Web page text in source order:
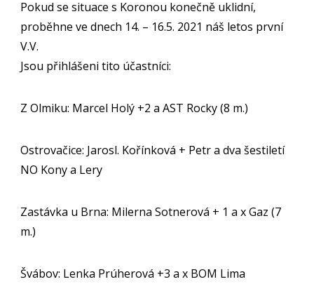
Pokud se situace s Koronou konečně uklidní,
proběhne ve dnech 14. – 16.5. 2021 náš letos první
V.V.
Jsou přihlášeni tito účastníci:
Z Olmiku: Marcel Holý +2 a AST Rocky (8 m.)
Ostrovačice: Jarosl. Kořínková + Petr a dva šestiletí
NO Kony a Lery
Zastávka u Brna: Milerna Sotnerová + 1 a x Gaz (7
m.)
Švábov: Lenka Prúherová +3 a x BOM Lima